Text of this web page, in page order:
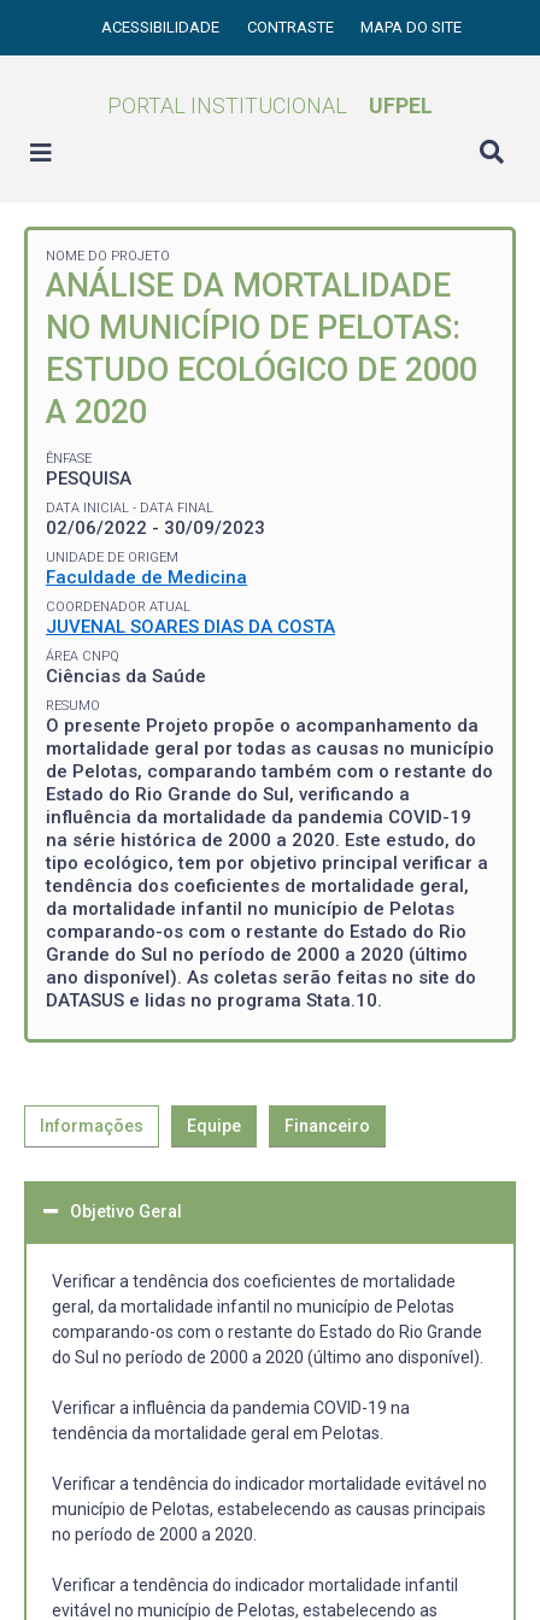
ACESSIBILIDADE CONTRASTE MAPA DO SITE
PORTAL INSTITUCIONAL UFPEL
NOME DO PROJETO
ANÁLISE DA MORTALIDADE
NO MUNICÍPIO DE PELOTAS:
ESTUDO ECOLÓGICO DE 2000
A 2020
ÊNFASE
PESQUISA
DATA INICIAL - DATA FINAL
02/06/2022 - 30/09/2023
UNIDADE DE ORIGEM
Faculdade de Medicina
COORDENADOR ATUAL
JUVENAL SOARES DIAS DA COSTA
ÁREA CNPQ
Ciências da Saúde
RESUMO
O presente Projeto propõe o acompanhamento da
mortalidade geral por todas as causas no município
de Pelotas, comparando também com o restante do
Estado do Rio Grande do Sul, verificando a
influência da mortalidade da pandemia COVID-19
na série histórica de 2000 a 2020. Este estudo, do
tipo ecológico, tem por objetivo principal verificar a
tendência dos coeficientes de mortalidade geral,
da mortalidade infantil no município de Pelotas
comparando-os com o restante do Estado do Rio
Grande do Sul no período de 2000 a 2020 (último
ano disponível). As coletas serão feitas no site do
DATASUS e lidas no programa Stata.10.
Informações Equipe Financeiro
Objetivo Geral
Verificar a tendência dos coeficientes de mortalidade
geral, da mortalidade infantil no município de Pelotas
comparando-os com o restante do Estado do Rio Grande
do Sul no período de 2000 a 2020 (último ano disponível).
Verificar a influência da pandemia COVID-19 na
tendência da mortalidade geral em Pelotas.
Verificar a tendência do indicador mortalidade evitável no
município de Pelotas, estabelecendo as causas principais
no período de 2000 a 2020.
Verificar a tendência do indicador mortalidade infantil
evitável no município de Pelotas, estabelecendo as